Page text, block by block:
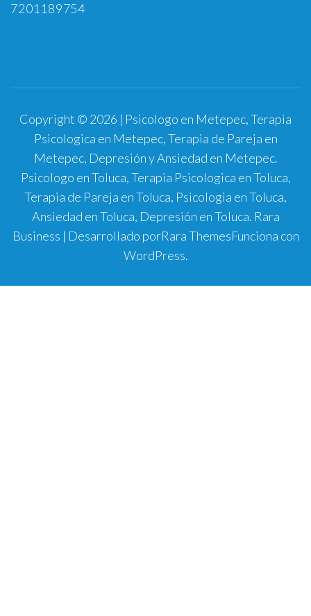
7201189754
Copyright © 2026 | Psicologo en Metepec, Terapia
Psicologica en Metepec, Terapia de Pareja en
Metepec, Depresión y Ansiedad en Metepec.
Psicologo en Toluca, Terapia Psicologica en Toluca,
Terapia de Pareja en Toluca, Psicologia en Toluca,
Ansiedad en Toluca, Depresión en Toluca. Rara
Business | Desarrollado porRara ThemesFunciona con
WordPress.